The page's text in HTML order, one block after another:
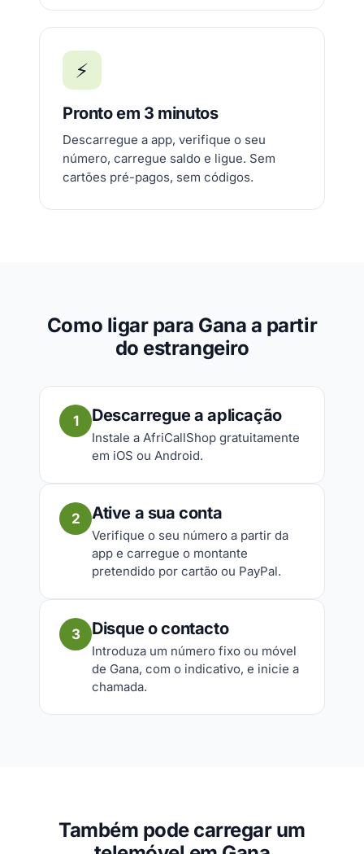
⚡
Pronto em 3 minutos
Descarregue a app, verifique o seu
número, carregue saldo e ligue. Sem
cartões pré-pagos, sem códigos.
Como ligar para Gana a partir
do estrangeiro
1 Descarregue a aplicação
Instale a AfriCallShop gratuitamente
em iOS ou Android.
2 Ative a sua conta
Verifique o seu número a partir da
app e carregue o montante
pretendido por cartão ou PayPal.
3 Disque o contacto
Introduza um número fixo ou móvel
de Gana, com o indicativo, e inicie a
chamada.
Também pode carregar um